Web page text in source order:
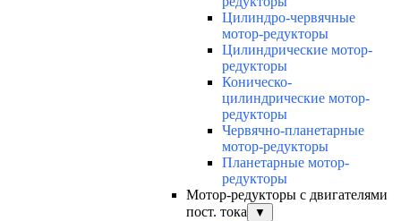
Цилиндро-червячные
мотор-редукторы
Цилиндрические мотор-
редукторы
Коническо-
цилиндрические мотор-
редукторы
Червячно-планетарные
мотор-редукторы
Планетарные мотор-
редукторы
Мотор-редукторы с двигателями
пост. тока
▼